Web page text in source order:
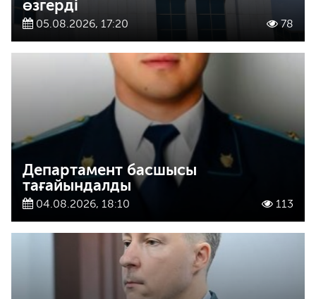
өзгерді
05.08.2026, 17:20 78
Департамент басшысы
тағайындалды
04.08.2026, 18:10 113